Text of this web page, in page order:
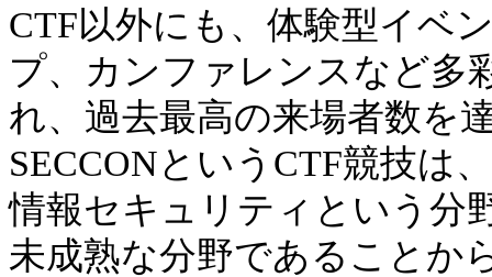
CTF以外にも、体験型イベ
プ、カンファレンスなど多
れ、過去最高の来場者数を
SECCONというCTF競技は
情報セキュリティという分
未成熟な分野であることか